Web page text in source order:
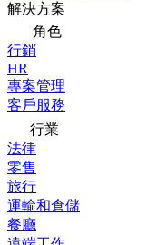
解決方案
角色
行銷
HR
專案管理
客戶服務
行業
法律
零售
旅行
運輸和倉儲
餐廳